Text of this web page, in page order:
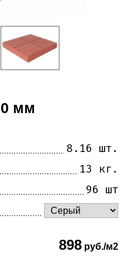
мм
8.16 шт.
13 кг.
96 шт
898 руб./м2